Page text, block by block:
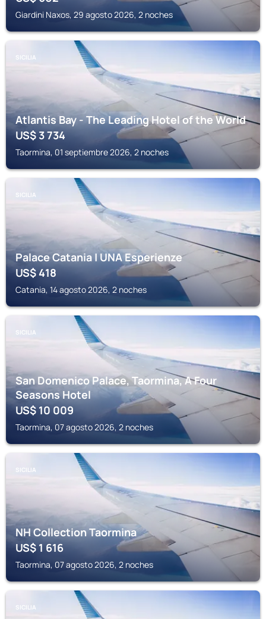
Giardini Naxos, 29 agosto 2026, 2 noches
SICILIA
Atlantis Bay - The Leading Hotel of the World
US$3 734
Taormina, 01 septiembre 2026, 2 noches
SICILIA
Palace Catania | UNA Esperienze
US$418
Catania, 14 agosto 2026, 2 noches
SICILIA
San Domenico Palace, Taormina, A Four
Seasons Hotel
US$10 009
Taormina, 07 agosto 2026, 2 noches
SICILIA
NH Collection Taormina
US$1 616
Taormina, 07 agosto 2026, 2 noches
SICILIA